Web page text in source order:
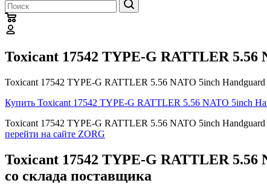
Toxicant 17542 TYPE-G RATTLER
Toxicant 17542 TYPE-G RATTLER 5.56 NATO 5inch
Купить Toxicant 17542 TYPE-G RATTLER 5.56 NATO 5inch
Toxicant 17542 TYPE-G RATTLER 5.56 NATO 5inch
перейти на сайте ZORG
Toxicant 17542 TYPE-G RATTLER 5.56
со склада поставщика